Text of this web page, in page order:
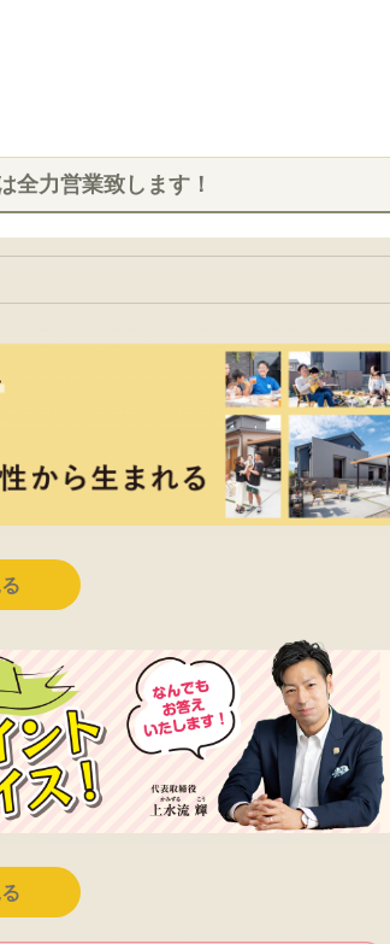
全力営業致します！